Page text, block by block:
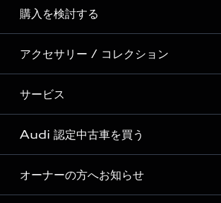
Story of Progress
Audi Sport
Formula 1®
デジタルサービス
ディーラー検索
新車在庫検索
試乗車・展示車検索
見積り依頼
試乗予約
購入を検討する
モデル一覧
特別仕様モデル / 限定モデル
e-tronラインアップ
価格シミュレーション
車両比較
アクセサリー / コレクション
純正アクセサリー
オンラインショップ
Audi collection
アウディナビアプリ
サービス
サービス入庫予約
サービスプログラム
メンテナンス
Audi 認定中古車を買う
Audi認定中古車
オーナーの方へお知らせ